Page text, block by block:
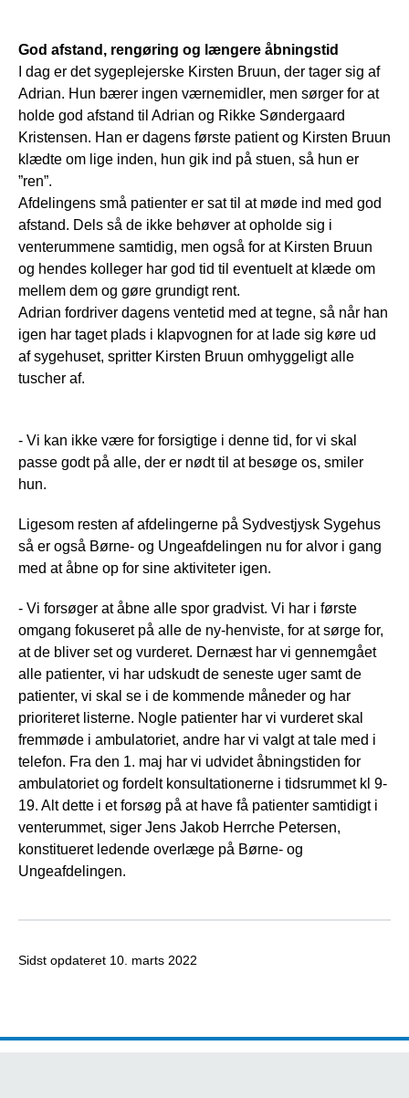
God afstand, rengøring og længere åbningstid
I dag er det sygeplejerske Kirsten Bruun, der tager sig af
Adrian. Hun bærer ingen værnemidler, men sørger for at
holde god afstand til Adrian og Rikke Søndergaard
Kristensen. Han er dagens første patient og Kirsten Bruun
klædte om lige inden, hun gik ind på stuen, så hun er
”ren”.
Afdelingens små patienter er sat til at møde ind med god
afstand. Dels så de ikke behøver at opholde sig i
venterummene samtidig, men også for at Kirsten Bruun
og hendes kolleger har god tid til eventuelt at klæde om
mellem dem og gøre grundigt rent.
Adrian fordriver dagens ventetid med at tegne, så når han
igen har taget plads i klapvognen for at lade sig køre ud
af sygehuset, spritter Kirsten Bruun omhyggeligt alle
tuscher af.
- Vi kan ikke være for forsigtige i denne tid, for vi skal
passe godt på alle, der er nødt til at besøge os, smiler
hun.
Ligesom resten af afdelingerne på Sydvestjysk Sygehus
så er også Børne- og Ungeafdelingen nu for alvor i gang
med at åbne op for sine aktiviteter igen.
- Vi forsøger at åbne alle spor gradvist. Vi har i første
omgang fokuseret på alle de ny-henviste, for at sørge for,
at de bliver set og vurderet. Dernæst har vi gennemgået
alle patienter, vi har udskudt de seneste uger samt de
patienter, vi skal se i de kommende måneder og har
prioriteret listerne. Nogle patienter har vi vurderet skal
fremmøde i ambulatoriet, andre har vi valgt at tale med i
telefon. Fra den 1. maj har vi udvidet åbningstiden for
ambulatoriet og fordelt konsultationerne i tidsrummet kl 9-
19. Alt dette i et forsøg på at have få patienter samtidigt i
venterummet, siger Jens Jakob Herrche Petersen,
konstitueret ledende overlæge på Børne- og
Ungeafdelingen.
Sidst opdateret 10. marts 2022